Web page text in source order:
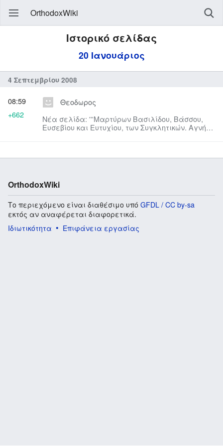
OrthodoxWiki
Ιστορικό σελίδας
20 Ιανουάριος
4 Σεπτεμβρίου 2008
Θεοδωρος
Νέα σελίδα: '''Μαρτύρων Βασιλίδου, Βάσσου,
Ευσεβίου και Ευτυχίου, των Συγκλητικών. Αγνής
08:59
+662
OrthodoxWiki
Το περιεχόμενο είναι διαθέσιμο υπό GFDL / CC by-sa
εκτός αν αναφέρεται διαφορετικά.
Ιδιωτικότητα
Επιφάνεια εργασίας